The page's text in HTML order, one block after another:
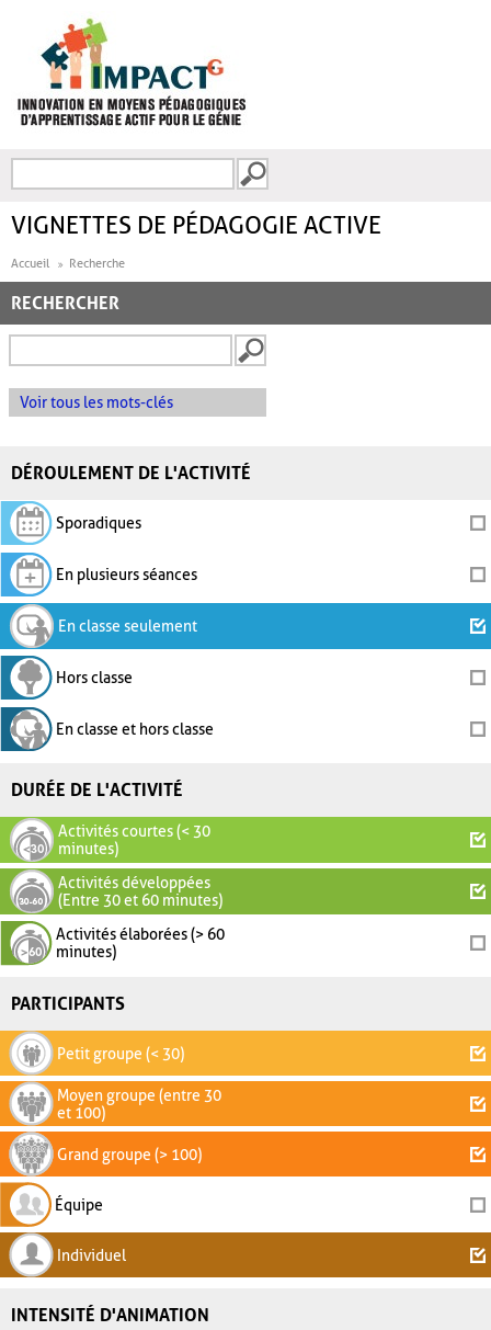
FORMULAIRE DE
VIGNETTES DE PÉDAGOGIE ACTIVE
Accueil Recherche
RECHERCHER
Voir tous les mots-clés
DÉROULEMENT DE L'ACTIVITÉ
Sporadiques
En plusieurs séances
En classe seulement
Hors classe
En classe et hors classe
DURÉE DE L'ACTIVITÉ
Activités courtes (< 30
minutes)
Activités développées
(Entre 30 et 60 minutes)
Activités élaborées (> 60
minutes)
PARTICIPANTS
Petit groupe (< 30)
Moyen groupe (entre 30
et 100)
Grand groupe (> 100)
Équipe
Individuel
INTENSITÉ D'ANIMATION